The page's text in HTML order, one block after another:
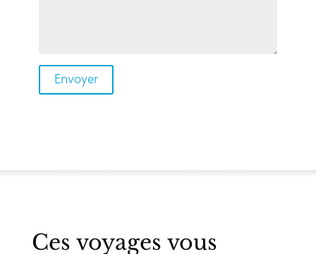
Ces voyages vous